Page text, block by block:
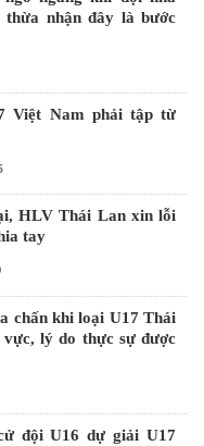
thừa nhận đây là bước
Việt Nam phải tập từ
HLV Thái Lan xin lỗi
tay
chấn khi loại U17 Thái
lý do thực sự được
đội U16 dự giải U17